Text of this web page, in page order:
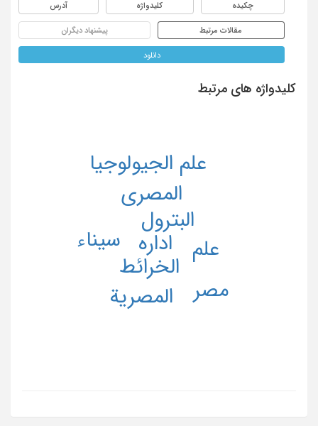
چکیده کلیدواژه آدرس
مقالات مرتبط پیشنهاد دیگران
دانلود
کلیدواژه های مرتبط
اداره
البترول
الخرائط
المصری
المصریة
سیناء علم
علم الجیولوجیا
مصر